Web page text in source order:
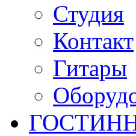
Студия
Контакт
Гитары